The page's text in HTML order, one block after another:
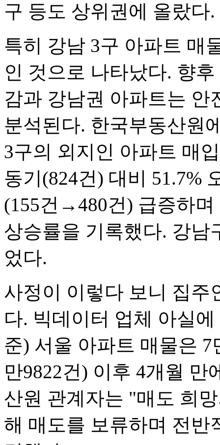
구 등도 상위권에 올랐다.
특히 강남 3구 아파트 매
인 것으로 나타났다. 향
감과 강남권 아파트는
분석된다. 한국부동산원
3구의 외지인 아파트 매
동기(824건) 대비 51.7%
(155건→480건) 급증하
상승률을 기록했다. 강남
었다.
사정이 이렇다 보니 집주
다. 빅데이터 업체 아실
준) 서울 아파트 매물은 7
만9822건) 이후 4개월
산원 관계자는 "매도 희
해 매도를 보류하며 전반